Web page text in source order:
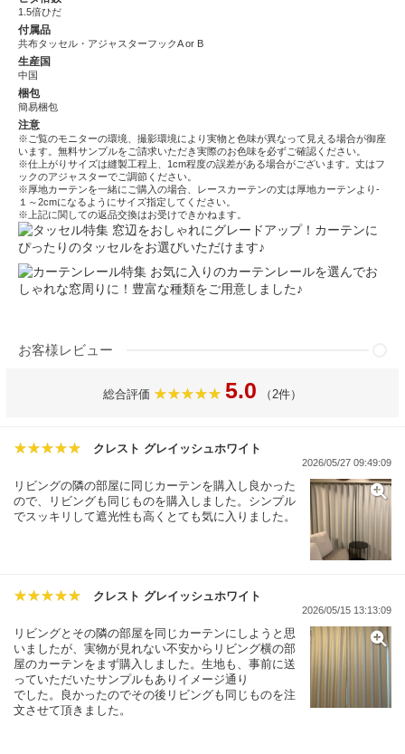
1.5倍ひだ
付属品
共布タッセル・アジャスターフックA or B
生産国
中国
梱包
簡易梱包
注意
※ご覧のモニターの環境、撮影環境により実物と色味が異なって見える場合が御座
います。無料サンプルをご請求いただき実際のお色味を必ずご確認ください。
※仕上がりサイズは縫製工程上、1cm程度の誤差がある場合がございます。丈はフ
ックのアジャスターでご調節ください。
※厚地カーテンを一緒にご購入の場合、レースカーテンの丈は厚地カーテンより-
１～2cmになるようにサイズ指定してください。
※上記に関しての返品交換はお受けできかねます。
窓辺をおしゃれにグレードアップ！カーテンに
ぴったりのタッセルをお選びいただけます♪
お気に入りのカーテンレールを選んでお
しゃれな窓周りに！豊富な種類をご用意しました♪
お客様レビュー
総合評価 5.0 （2件）
クレスト グレイッシュホワイト
2026/05/27 09:49:09
リビングの隣の部屋に同じカーテンを購入し良かった
ので、リビングも同じものを購入しました。シンプル
でスッキリして遮光性も高くとても気に入りました。
クレスト グレイッシュホワイト
2026/05/15 13:13:09
リビングとその隣の部屋を同じカーテンにしようと思
いましたが、実物が見れない不安からリビング横の部
屋のカーテンをまず購入しました。生地も、事前に送
っていただいたサンプルもありイメージ通り
でした。良かったのでその後リビングも同じものを注
文させて頂きました。